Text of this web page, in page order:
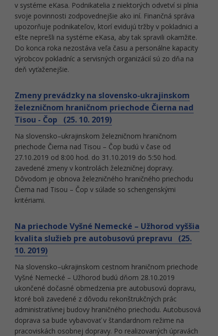
v systéme eKasa. Podnikatelia z niektorých odvetví si plnia
svoje povinnosti zodpovednejšie ako iní. Finančná správa
upozorňuje podnikateľov, ktorí evidujú tržby v pokladnici a
ešte neprešli na systéme eKasa, aby tak spravili okamžite.
Do konca roka nezostáva veľa času a personálne kapacity
výrobcov pokladníc a servisných organizácií sú zo dňa na
deň vyťaženejšie.
Zmeny prevádzky na slovensko-ukrajinskom
železničnom hraničnom priechode Čierna nad
Tisou - Čop (25. 10. 2019)
Na slovensko–ukrajinskom železničnom hraničnom
priechode Čierna nad Tisou – Čop budú v čase od
27.10.2019 od 8:00 hod. do 31.10.2019 do 5:50 hod.
zavedené zmeny v kontrolách železničnej dopravy.
Dôvodom je obnova železničného hraničného priechodu
Čierna nad Tisou – Čop v súlade so schengenskými
kritériami.
Na priechode Vyšné Nemecké – Užhorod vyššia
kvalita služieb pre autobusovú prepravu (25.
10. 2019)
Na slovensko–ukrajinskom cestnom hraničnom priechode
Vyšné Nemecké – Užhorod budú dňom 28.10.2019
ukončené dočasné obmedzenia pre autobusovú dopravu,
ktoré boli zavedené z dôvodu rekonštrukčných prác
administratívnej budovy hraničného priechodu. Autobusová
doprava sa bude vybavovať v štandardnom režime na
pracoviskách osobnej dopravy. Po realizovaných úpravách